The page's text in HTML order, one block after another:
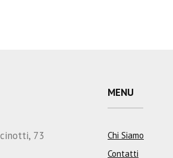
73
MENU
Chi Siamo
Contatti